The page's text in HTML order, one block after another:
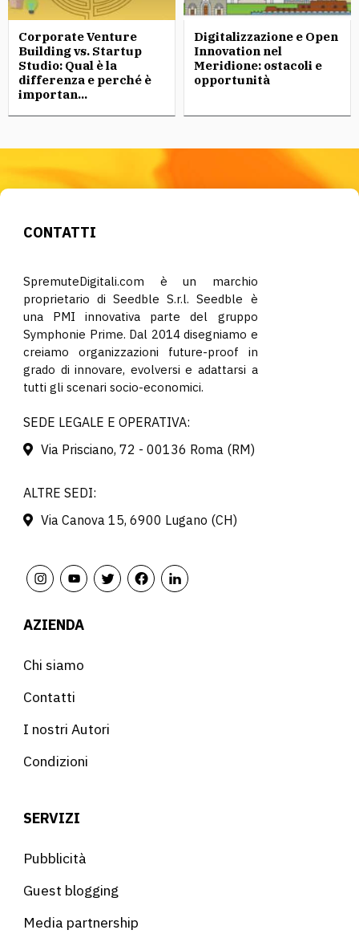
Corporate Venture
Building vs. Startup
Studio: Qual è la
differenza e perché è
importan...
Digitalizzazione e Open
Innovation nel
Meridione: ostacoli e
opportunità
CONTATTI
SpremuteDigitali.com è un marchio
proprietario di Seedble S.r.l. Seedble è
una PMI innovativa parte del gruppo
Symphonie Prime. Dal 2014 disegniamo e
creiamo organizzazioni future-proof in
grado di innovare, evolversi e adattarsi a
tutti gli scenari socio-economici.
SEDE LEGALE E OPERATIVA:
Via Prisciano, 72 - 00136 Roma (RM)
ALTRE SEDI:
Via Canova 15, 6900 Lugano (CH)
AZIENDA
Chi siamo
Contatti
I nostri Autori
Condizioni
SERVIZI
Pubblicità
Guest blogging
Media partnership